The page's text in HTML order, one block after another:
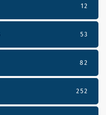
12
53
82
252